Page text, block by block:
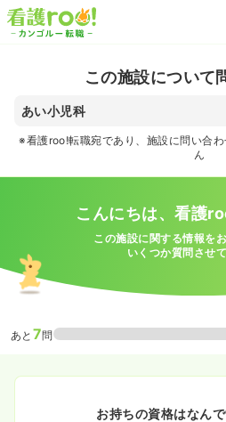
この施設について
あい小児科
※看護roo!転職宛であり、施設に問い合
ん
こんにちは、看護
この施設に関する情報を
いくつか質問させ
あと 7問
お持ちの資格はなんで